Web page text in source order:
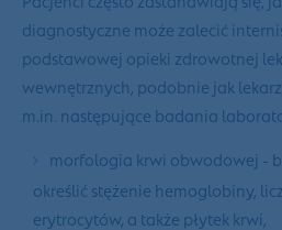
diagnostyczne może zalecić
podstawowej opieki zdrowotnej
wewnętrznych, podobnie jak
m.in. następujące badania
morfologia krwi obwodowej -
określić stężenie hemoglobiny,
erytrocytów, a także płytek krwi,